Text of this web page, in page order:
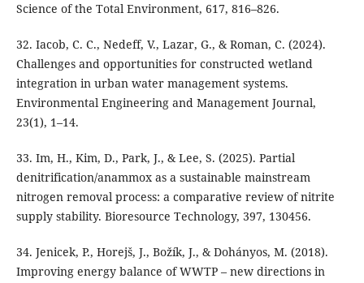
Science of the Total Environment, 617, 816–826.
32. Iacob, C. C., Nedeff, V., Lazar, G., & Roman, C. (2024).
Challenges and opportunities for constructed wetland
integration in urban water management systems.
Environmental Engineering and Management Journal,
23(1), 1–14.
33. Im, H., Kim, D., Park, J., & Lee, S. (2025). Partial
denitrification/anammox as a sustainable mainstream
nitrogen removal process: a comparative review of nitrite
supply stability. Bioresource Technology, 397, 130456.
34. Jenicek, P., Horejš, J., Božík, J., & Dohányos, M. (2018).
Improving energy balance of WWTP – new directions in